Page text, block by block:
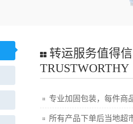
转运服务值得
TRUSTWORTHY
专业加固包装，每件商
所有产品下单后当地超